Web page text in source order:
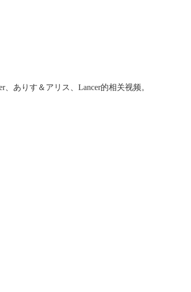
ありす＆アリス、Lancer的相关视频。